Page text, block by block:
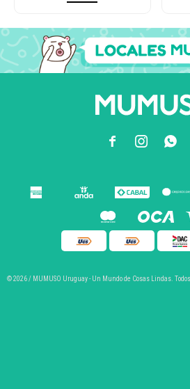
  
© 2026 / MUMUSO Uruguay - Un Mundo de Cosas Lindas.